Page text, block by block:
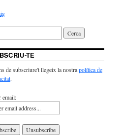
TE
de subscriure't llegeix la nostrapolítica de
.
email: